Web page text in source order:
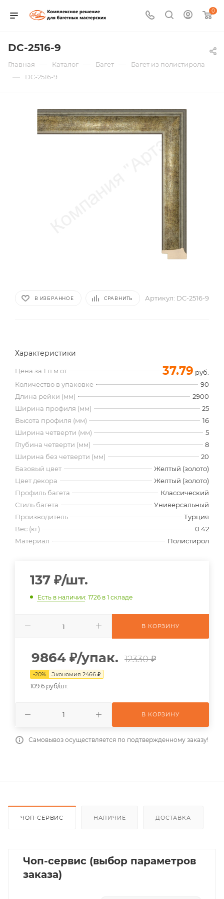
0
DC-2516-9
Главная — Каталог — Багет — Багет из полистирола
— DC-2516-9
В ИЗБРАННОЕ СРАВНИТЬ Артикул: DC-2516-9
Характеристики
Цена за 1 п.м от 37.79 руб.
Количество в упаковке
90
Длина рейки (мм)
2900
Ширина профиля (мм)
25
Высота профиля (мм)
16
Ширина четверти (мм)
5
Глубина четверти (мм)
8
Ширина без четверти (мм)
20
Базовый цвет
Желтый (золото)
Цвет декора
Желтый (золото)
Профиль багета
Классический
Стиль багета
Универсальный
Производитель
Турция
Вес (кг)
0.42
Материал
Полистирол
137 ₽/шт.
Есть в наличии: 1726 в 1 складе
В КОРЗИНУ
9864 ₽/упак. 12330 ₽
-20% Экономия 2466 ₽
109.6 руб/шт.
В КОРЗИНУ
Самовывоз осуществляется по подтвержденному заказу!
ЧОП-СЕРВИС НАЛИЧИЕ ДОСТАВКА
Чоп-сервис (выбор параметров
заказа)